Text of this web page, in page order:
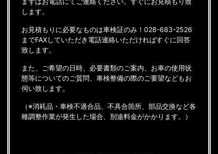
します。
お見積もりに必要なものは車検証のみ！028-683-2526
までFAXしていただき電話連絡いただければすぐに回答
致します。
また、ご希望の日時、必要書類のご案内、お車の使用状
態等についてのご質問、車検整備の際のご要望などもお
伺い致します。
（※消耗品・車検不適合品、不具合箇所、部品交換など各
種調整作業が発生した場合、別途料金がかかります。）